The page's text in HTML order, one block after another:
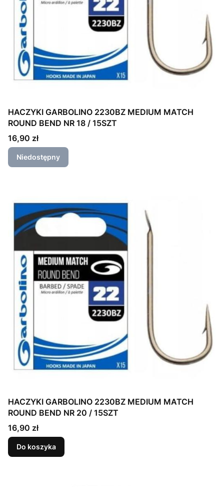
HACZYKI GARBOLINO 2230BZ MEDIUM MATCH
ROUND BEND NR 18 / 15SZT
Cena
16,90 zł
Niedostępny
HACZYKI GARBOLINO 2230BZ MEDIUM MATCH
ROUND BEND NR 20 / 15SZT
Cena
16,90 zł
Do koszyka